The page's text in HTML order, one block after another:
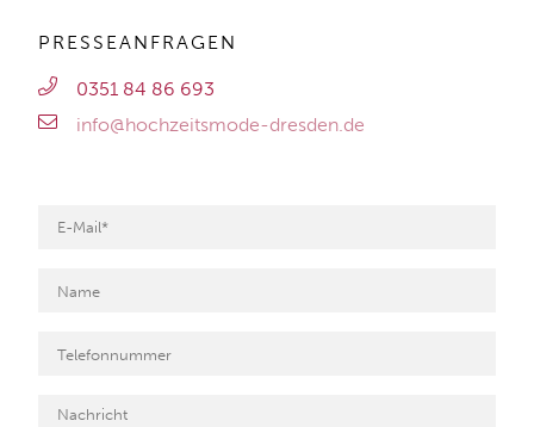
PRESSEANFRAGEN
0351 84 86 693
info@hochzeitsmode-dresden.de